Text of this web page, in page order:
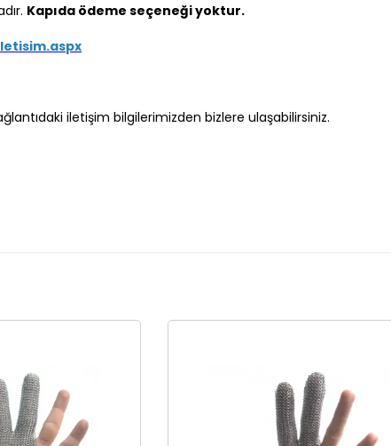
Kapıda ödeme seçeneği yoktur.
iletişim bilgilerimizden bizlere ulaşabilirsiniz.